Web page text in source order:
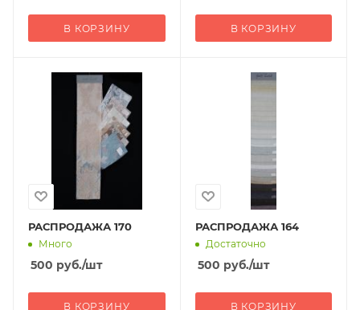
В КОРЗИНУ В КОРЗИНУ
РАСПРОДАЖА 170
Много
500 руб./шт
В КОРЗИНУ
РАСПРОДАЖА 164
Достаточно
500 руб./шт
В КОРЗИНУ